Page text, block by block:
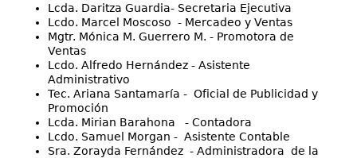
Lcda. Daritza Guardia- Secretaria Ejecutiva
Lcdo. Marcel Moscoso - Mercadeo y Ventas
Mgtr. Mónica M. Guerrero M. - Promotora de
Ventas
Lcdo. Alfredo Hernández - Asistente
Administrativo
Tec. Ariana Santamaría - Oficial de Publicidad y
Promoción
Lcda. Mirian Barahona - Contadora
Lcdo. Samuel Morgan - Asistente Contable
Sra. Zorayda Fernández - Administradora de la